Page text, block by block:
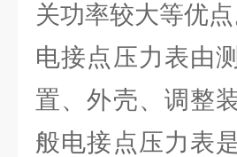
关功率较大等优点
电接点压力表由
置、外壳、调整
般电接点压力表